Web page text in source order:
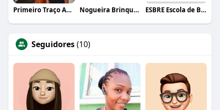
Primeiro Traço Arquitetura Nogueira Brinquedos ESBRE Escola de Bares e Restaurantes
Seguidores(10)